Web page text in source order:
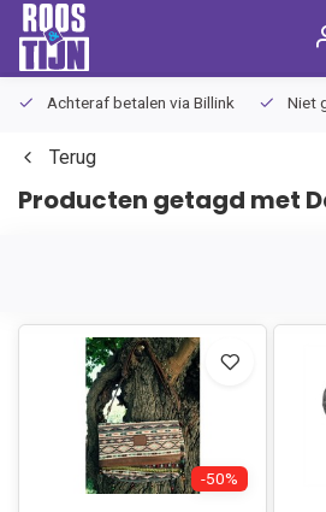
Achteraf betalen via Billink Niet
Terug
Producten getagd met
-50%